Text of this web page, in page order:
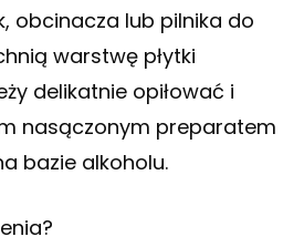
obcinacza lub pilnika do
warstwę płytki
delikatnie opiłować i
nasączonym preparatem
bazie alkoholu.